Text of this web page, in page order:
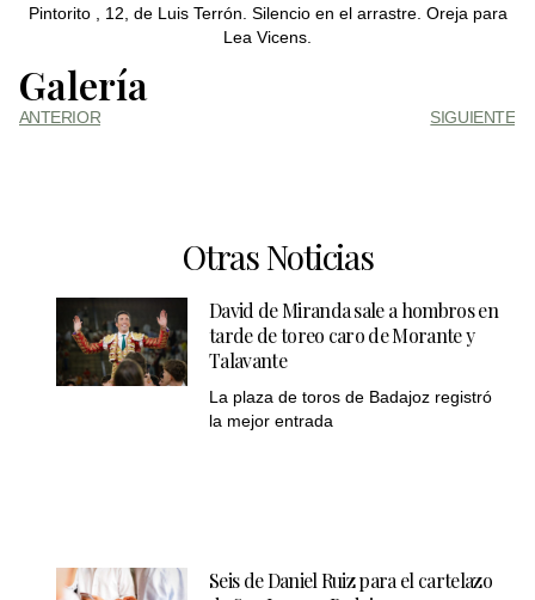
Pintorito , 12, de Luis Terrón. Silencio en el arrastre. Oreja para
Lea Vicens.
Galería
ANTERIOR SIGUIENTE
Otras Noticias
David de Miranda sale a hombros en
tarde de toreo caro de Morante y
Talavante
La plaza de toros de Badajoz registró
la mejor entrada
Seis de Daniel Ruiz para el cartelazo